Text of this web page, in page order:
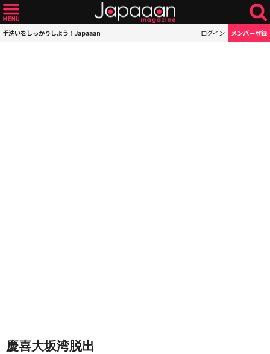
手洗いをしっかりしよう！Japaaan ログイン メンバー登録
慶喜大坂湾脱出